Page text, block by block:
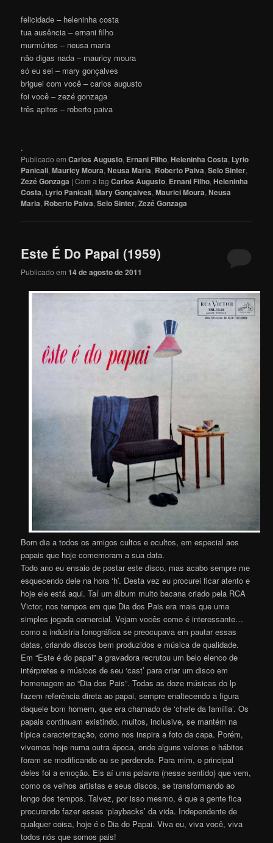
felicidade – heleninha costa
tua ausência – ernani filho
murmúrios – neusa maria
não digas nada – mauricy moura
só eu sei – mary gonçalves
briguei com você – carlos augusto
foi você – zezé gonzaga
três apitos – roberto paiva
.
Publicado em Carlos Augusto, Ernani Filho,Heleninha Costa, Lyrio
Panicali,Mauricy Moura,Neusa Maria, Roberto Paiva,Selo Sinter,
Zezé Gonzaga |Com a tagCarlos Augusto, Ernani Filho,Heleninha
Costa, Lyrio Panicali,Mary Gonçalves,Maurici Moura,Neusa
Maria, Roberto Paiva,Selo Sinter,Zezé Gonzaga
Este É Do Papai (1959)
Publicado em14 de agosto de 2011
Bom dia a todos os amigos cultos e ocultos, em especial aos
papais que hoje comemoram a sua data.
Todo ano eu ensaio de postar este disco, mas acabo sempre me
esquecendo dele na hora ‘h’. Desta vez eu procurei ficar atento e
hoje ele está aqui. Taí um álbum muito bacana criado pela RCA
Victor, nos tempos em que Dia dos Pais era mais que uma
simples jogada comercial. Vejam vocês como é interessante…
como a indústria fonográfica se preocupava em pautar essas
datas, criando discos bem produzidos e música de qualidade.
Em “Este é do papai” a gravadora recrutou um belo elenco de
intérpretes e músicos de seu ‘cast’ para criar um disco em
homenagem ao “Dia dos Pais”. Todas as doze músicas do lp
fazem referência direta ao papai, sempre enaltecendo a figura
daquele bom homem, que era chamado de ‘chefe da família’. Os
papais continuam existindo, muitos, inclusive, se mantém na
típica caracterização, como nos inspira a foto da capa. Porém,
vivemos hoje numa outra época, onde alguns valores e hábitos
foram se modificando ou se perdendo. Para mim, o principal
deles foi a emoção. Eis aí uma palavra (nesse sentido) que vem,
como os velhos artistas e seus discos, se transformando ao
longo dos tempos. Talvez, por isso mesmo, é que a gente fica
procurando fazer esses ‘playbacks’ da vida. Independente de
qualquer coisa, hoje é o Dia do Papai. Viva eu, viva você, viva
todos nós que somos pais!